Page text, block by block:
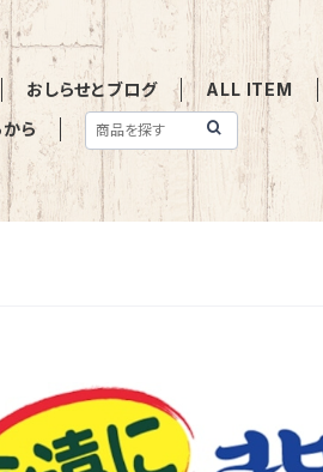
おしらせとブログ ALL ITEM
ら